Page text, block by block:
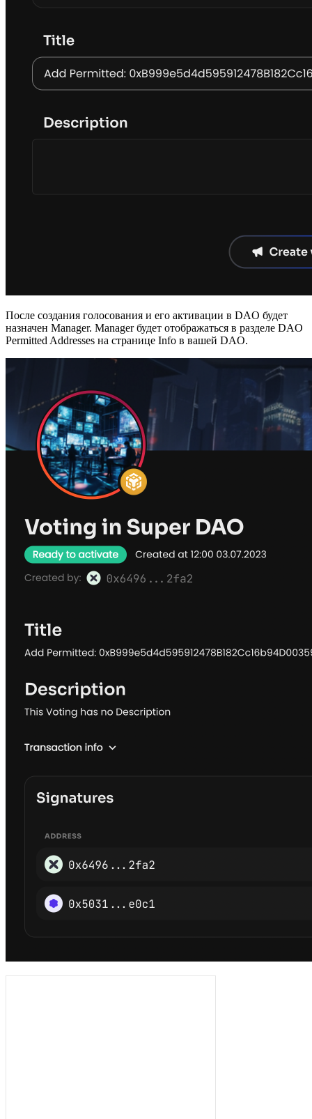
После создания голосования и его активации в DAO будет
назначен Manager. Manager будет отображаться в разделе DAO
Permitted Addresses на странице Info в вашей DAO.